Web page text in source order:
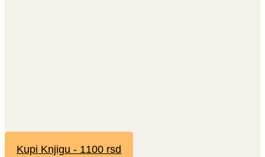
Kupi Knjigu - 1100 rsd